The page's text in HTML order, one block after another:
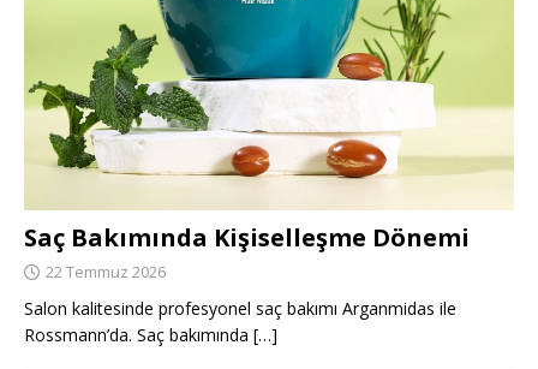
Saç Bakımında Kişiselleşme Dönemi
22 Temmuz 2026
Salon kalitesinde profesyonel saç bakımı Arganmidas ile
Rossmann’da. Saç bakımında […]